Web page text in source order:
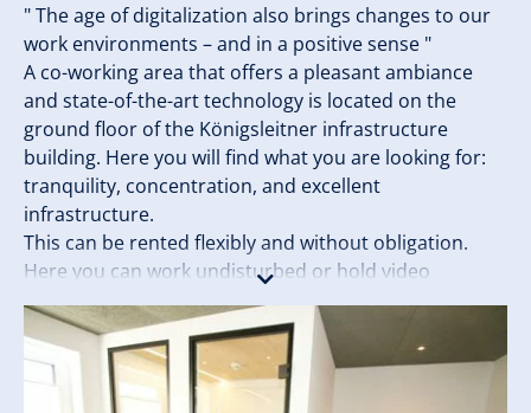
" The age of digitalization also brings changes to our
work environments – and in a positive sense "
A co-working area that offers a pleasant ambiance
and state-of-the-art technology is located on the
ground floor of the Königsleitner infrastructure
building. Here you will find what you are looking for:
tranquility, concentration, and excellent
infrastructure.
This can be rented flexibly and without obligation.
Here you can work undisturbed or hold video
conferences.
FEATURES:
Two separate booths each with: